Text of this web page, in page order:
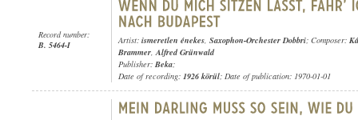
Record number:
B. 5464-I
Artist: ismeretlen énekes, Saxophon-Orchester Dobbri; Composer:
Brammer,Alfred Grünwald
Publisher: Beka;
Date of recording: 1926 körül; Date of publication: 1970-01-01